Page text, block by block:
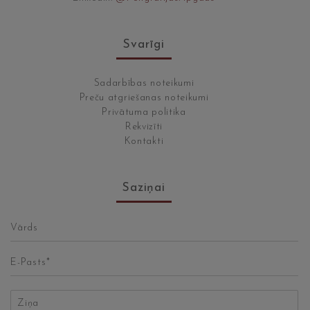
Svarīgi
Sadarbības noteikumi
Preču atgriešanas noteikumi
Privātuma politika
Rekvizīti
Kontakti
Saziņai